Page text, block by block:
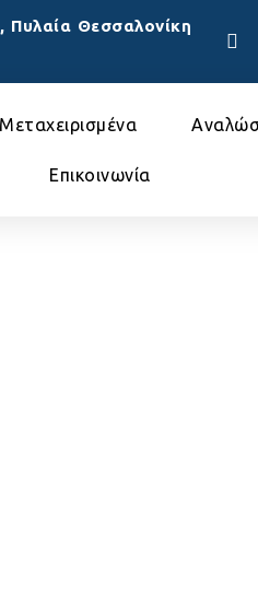
Πυλαία Θεσσαλονίκη
Μεταχειρισμένα
Επικοινωνία